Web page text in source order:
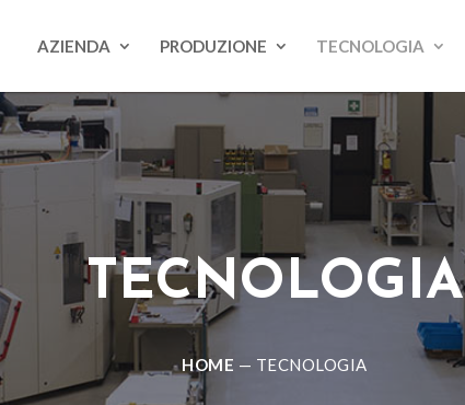
AZIENDA PRODUZIONE TECNOLOGIA
TECNOLOGIA
HOME — TECNOLOGIA